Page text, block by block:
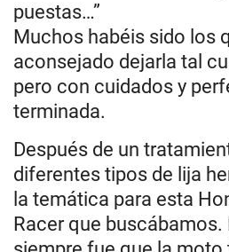
puestas…”
Muchos habéis sido los
aconsejado dejarla tal
pero con cuidados y
terminada.
Después de un
diferentes tipos de lija
la temática para esta
Racer que buscábamos.